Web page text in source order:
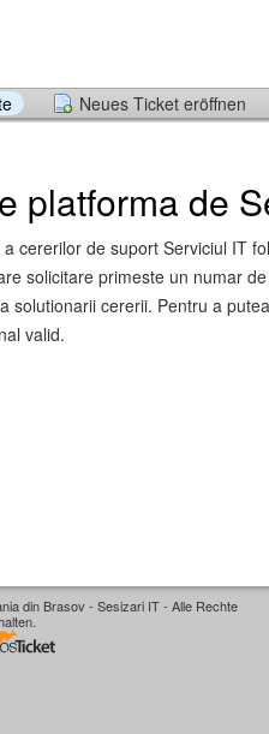
Neues Ticket eröffnen
platforma de
cererilor de suport Serviciul IT
solicitare primeste un numar
solutionarii cererii. Pentru a
valid.
din Brasov - Sesizari IT - Alle Rechte